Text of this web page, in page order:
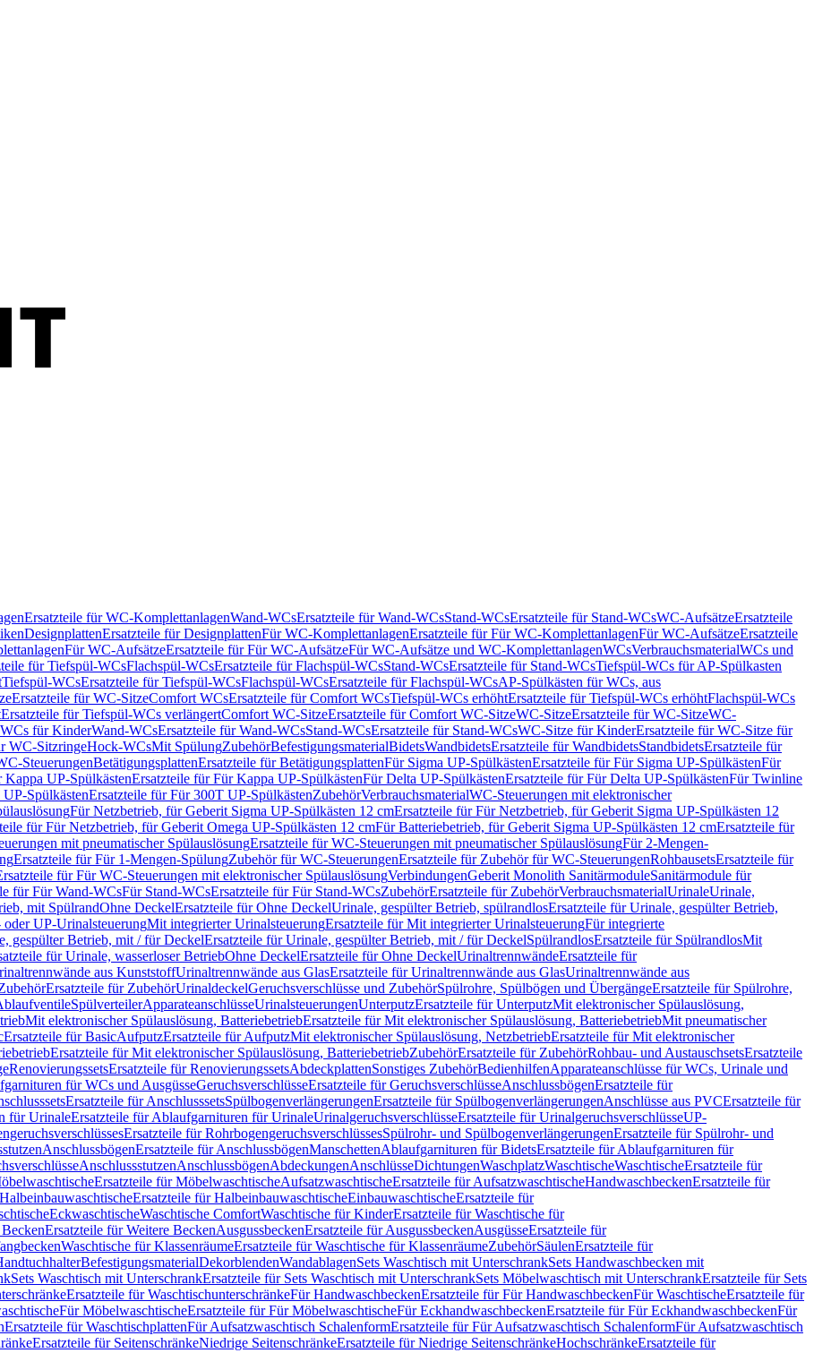
Ersatzteile für WC-KomplettanlagenWand-WCsErsatzteile für Wand-WCsStand-WCsErsatzteile für Stand-WCsWC-AufsätzeErsatzteile
DesignplattenErsatzteile für DesignplattenFür WC-KomplettanlagenErsatzteile für Für WC-KomplettanlagenFür WC-AufsätzeErsatzteile
Für WC-AufsätzeErsatzteile für Für WC-AufsätzeFür WC-Aufsätze und WC-KomplettanlagenWCsVerbrauchsmaterialWCs und
für Tiefspül-WCsFlachspül-WCsErsatzteile für Flachspül-WCsStand-WCsErsatzteile für Stand-WCsTiefspül-WCs für AP-Spülkasten
Tiefspül-WCsErsatzteile für Tiefspül-WCsFlachspül-WCsErsatzteile für Flachspül-WCsAP-Spülkästen für WCs, aus
Ersatzteile für WC-SitzeComfort WCsErsatzteile für Comfort WCsTiefspül-WCs erhöhtErsatzteile für Tiefspül-WCs erhöhtFlachspül-WCs
Ersatzteile für Tiefspül-WCs verlängertComfort WC-SitzeErsatzteile für Comfort WC-SitzeWC-SitzeErsatzteile für WC-SitzeWC-
für KinderWand-WCsErsatzteile für Wand-WCsStand-WCsErsatzteile für Stand-WCsWC-Sitze für KinderErsatzteile für WC-Sitze für
WC-SitzringeHock-WCsMit SpülungZubehörBefestigungsmaterialBidetsWandbidetsErsatzteile für WandbidetsStandbidetsErsatzteile für
SteuerungenBetätigungsplattenErsatzteile für BetätigungsplattenFür Sigma UP-SpülkästenErsatzteile für Für Sigma UP-SpülkästenFür
Kappa UP-SpülkästenErsatzteile für Für Kappa UP-SpülkästenFür Delta UP-SpülkästenErsatzteile für Für Delta UP-SpülkästenFür Twinline
SpülkästenErsatzteile für Für 300T UP-SpülkästenZubehörVerbrauchsmaterialWC-Steuerungen mit elektronischer
Für Netzbetrieb, für Geberit Sigma UP-Spülkästen 12 cmErsatzteile für Für Netzbetrieb, für Geberit Sigma UP-Spülkästen 12
für Für Netzbetrieb, für Geberit Omega UP-Spülkästen 12 cmFür Batteriebetrieb, für Geberit Sigma UP-Spülkästen 12 cmErsatzteile für
mit pneumatischer SpülauslösungErsatzteile für WC-Steuerungen mit pneumatischer SpülauslösungFür 2-Mengen-
Ersatzteile für Für 1-Mengen-SpülungZubehör für WC-SteuerungenErsatzteile für Zubehör für WC-SteuerungenRohbausetsErsatzteile für
für Für WC-Steuerungen mit elektronischer SpülauslösungVerbindungenGeberit Monolith SanitärmoduleSanitärmodule für
für Für Wand-WCsFür Stand-WCsErsatzteile für Für Stand-WCsZubehörErsatzteile für ZubehörVerbrauchsmaterialUrinaleUrinale,
mit SpülrandOhne DeckelErsatzteile für Ohne DeckelUrinale, gespülter Betrieb, spülrandlosErsatzteile für Urinale, gespülter Betrieb,
UP-UrinalsteuerungMit integrierter UrinalsteuerungErsatzteile für Mit integrierter UrinalsteuerungFür integrierte
gespülter Betrieb, mit / für DeckelErsatzteile für Urinale, gespülter Betrieb, mit / für DeckelSpülrandlosErsatzteile für SpülrandlosMit
für Urinale, wasserloser BetriebOhne DeckelErsatzteile für Ohne DeckelUrinaltrennwändeErsatzteile für
aus KunststoffUrinaltrennwände aus GlasErsatzteile für Urinaltrennwände aus GlasUrinaltrennwände aus
Ersatzteile für ZubehörUrinaldeckelGeruchsverschlüsse und ZubehörSpülrohre, Spülbögen und ÜbergängeErsatzteile für Spülrohre,
SpülverteilerApparateanschlüsseUrinalsteuerungenUnterputzErsatzteile für UnterputzMit elektronischer Spülauslösung,
Mit elektronischer Spülauslösung, BatteriebetriebErsatzteile für Mit elektronischer Spülauslösung, BatteriebetriebMit pneumatischer
Ersatzteile für BasicAufputzErsatzteile für AufputzMit elektronischer Spülauslösung, NetzbetriebErsatzteile für Mit elektronischer
Ersatzteile für Mit elektronischer Spülauslösung, BatteriebetriebZubehörErsatzteile für ZubehörRohbau- und AustauschsetsErsatzteile
RenovierungssetsErsatzteile für RenovierungssetsAbdeckplattenSonstiges ZubehörBedienhilfenApparateanschlüsse für WCs, Urinale und
für WCs und AusgüsseGeruchsverschlüsseErsatzteile für GeruchsverschlüsseAnschlussbögenErsatzteile für
Ersatzteile für AnschlusssetsSpülbogenverlängerungenErsatzteile für SpülbogenverlängerungenAnschlüsse aus PVCErsatzteile für
für UrinaleErsatzteile für Ablaufgarnituren für UrinaleUrinalgeruchsverschlüsseErsatzteile für UrinalgeruchsverschlüsseUP-
Ersatzteile für RohrbogengeruchsverschlüssesSpülrohr- und SpülbogenverlängerungenErsatzteile für Spülrohr- und
AnschlussbögenErsatzteile für AnschlussbögenManschettenAblaufgarnituren für BidetsErsatzteile für Ablaufgarnituren für
AnschlussstutzenAnschlussbögenAbdeckungenAnschlüsseDichtungenWaschplatzWaschtischeWaschtischeErsatzteile für
Ersatzteile für MöbelwaschtischeAufsatzwaschtischeErsatzteile für AufsatzwaschtischeHandwaschbeckenErsatzteile für
HalbeinbauwaschtischeErsatzteile für HalbeinbauwaschtischeEinbauwaschtischeErsatzteile für
EckwaschtischeWaschtische ComfortWaschtische für KinderErsatzteile für Waschtische für
Ersatzteile für Weitere BeckenAusgussbeckenErsatzteile für AusgussbeckenAusgüsseErsatzteile für
Waschtische für KlassenräumeErsatzteile für Waschtische für KlassenräumeZubehörSäulenErsatzteile für
BefestigungsmaterialDekorblendenWandablagenSets Waschtisch mit UnterschrankSets Handwaschbecken mit
Sets Waschtisch mit UnterschrankErsatzteile für Sets Waschtisch mit UnterschrankSets Möbelwaschtisch mit UnterschrankErsatzteile für Sets
Ersatzteile für WaschtischunterschränkeFür HandwaschbeckenErsatzteile für Für HandwaschbeckenFür WaschtischeErsatzteile für
Für MöbelwaschtischeErsatzteile für Für MöbelwaschtischeFür EckhandwaschbeckenErsatzteile für Für EckhandwaschbeckenFür
Ersatzteile für WaschtischplattenFür Aufsatzwaschtisch SchalenformErsatzteile für Für Aufsatzwaschtisch SchalenformFür Aufsatzwaschtisch
Ersatzteile für SeitenschränkeNiedrige SeitenschränkeErsatzteile für Niedrige SeitenschränkeHochschränkeErsatzteile für